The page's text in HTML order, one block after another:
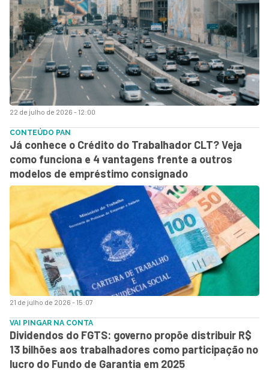
22 de julho de 2026 - 12:00
21 de julho de 2026 - 15:07
CONTEÚDO PAN
Já conhece o Crédito do Trabalhador CLT? Veja
como funciona e 4 vantagens frente a outros
modelos de empréstimo consignado
VAI PINGAR NA CONTA
Dividendos do FGTS: governo propõe distribuir R$
13 bilhões aos trabalhadores como participação no
lucro do Fundo de Garantia em 2025